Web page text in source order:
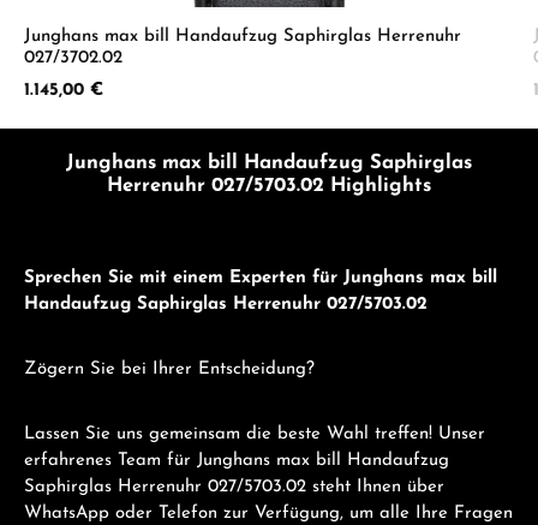
Junghans max bill Handaufzug Saphirglas Herrenuhr
027/3702.02
Regulärer Preis:
1.145,00 €
Junghans max bill Handaufzug Saphirglas
Herrenuhr 027/5703.02 Highlights
Sprechen Sie mit einem Experten für Junghans max bill
Handaufzug Saphirglas Herrenuhr 027/5703.02
Zögern Sie bei Ihrer Entscheidung?
Lassen Sie uns gemeinsam die beste Wahl treffen! Unser
erfahrenes Team für Junghans max bill Handaufzug
Saphirglas Herrenuhr 027/5703.02 steht Ihnen über
WhatsApp oder Telefon zur Verfügung, um alle Ihre Fragen